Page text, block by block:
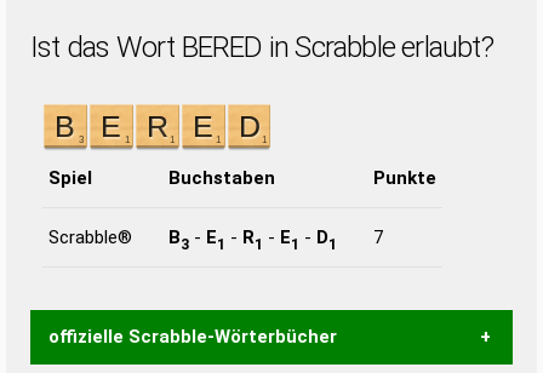
Ist das Wort BERED in Scrabble erlaubt?
Spiel Buchstaben Punkte
Scrabble® B3 - E1 - R1 - E1 - D1 7
offizielle Scrabble-Wörterbücher